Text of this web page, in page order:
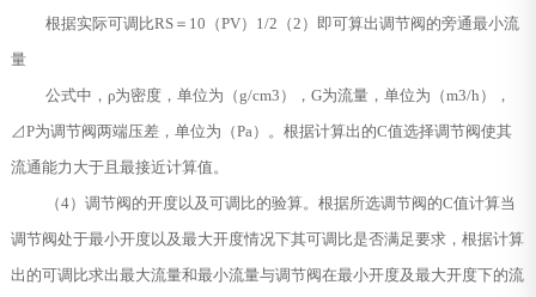
根据实际可调比RS＝10（PV）1/2（2）即可算出调节阀的旁通最小流
量
公式中，ρ为密度，单位为（g/cm3），G为流量，单位为（m3/h），
⊿P为调节阀两端压差，单位为（Pa）。根据计算出的C值选择调节阀使其
流通能力大于且最接近计算值。
（4）调节阀的开度以及可调比的验算。根据所选调节阀的C值计算当
调节阀处于最小开度以及最大开度情况下其可调比是否满足要求，根据计算
出的可调比求出最大流量和最小流量与调节阀在最小开度及最大开度下的流